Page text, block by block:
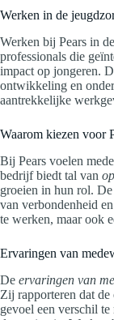
Werken in de
Werken bij Pears in
professionals die
impact op jongeren.
ontwikkeling en
aantrekkelijke
Waarom kiezen voor
Bij Pears voelen
bedrijf biedt tal van
groeien in hun rol. De
van verbondenheid
te werken, maar ook
Ervaringen van
De ervaringen van
Zij rapporteren dat
gevoel een verschil